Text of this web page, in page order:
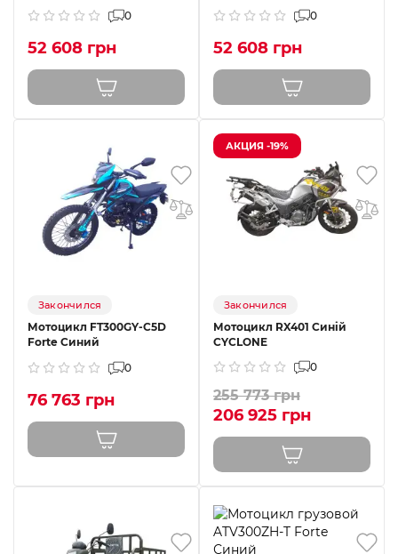
0
52 608 грн
0
52 608 грн
Закончился
Мотоцикл FT300GY-C5D
Forte Синий
0
76 763 грн
АКЦИЯ -19%
Закончился
Мотоцикл RX401 Синій
CYCLONE
0
255 773 грн
206 925 грн